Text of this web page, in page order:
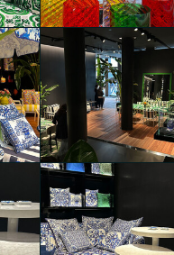
Schmalzbauer
Eventi Fuorisalone 2025
Isabella Erika
Schmalzbauer